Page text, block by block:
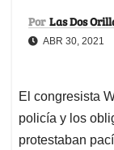
Por Las Dos
ABR 30, 2021
El congresista
policía y los
protestaban